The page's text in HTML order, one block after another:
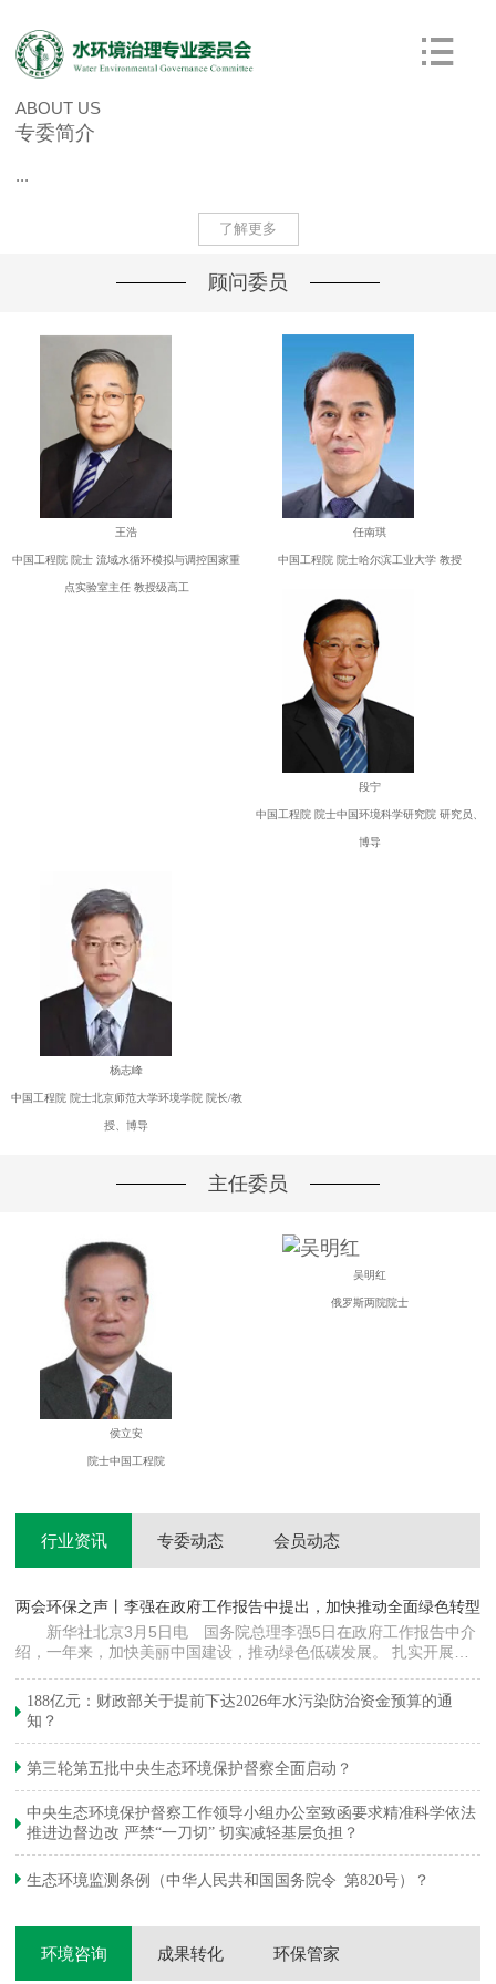
ABOUT US
专委简介
...
了解更多
顾问委员
王浩
中国工程院 院士 流域水循环模拟与调控国家重
点实验室主任 教授级高工
任南琪
中国工程院 院士哈尔滨工业大学 教授
段宁
中国工程院 院士中国环境科学研究院 研究员、
博导
杨志峰
中国工程院 院士北京师范大学环境学院 院长/教
授、博导
主任委员
侯立安
院士中国工程院
吴明红
俄罗斯两院院士
行业资讯 专委动态 会员动态
两会环保之声丨李强在政府工作报告中提出，加快推动全面绿色转型
新华社北京3月5日电 国务院总理李强5日在政府工作报告中介
绍，一年来，加快美丽中国建设，推动绿色低碳发展。 扎实开展大
浓度下降…
188亿元：财政部关于提前下达2026年水污染防治资金预算的通
知？
第三轮第五批中央生态环境保护督察全面启动？
中央生态环境保护督察工作领导小组办公室致函要求精准科学依法
推进边督边改 严禁“一刀切” 切实减轻基层负担？
生态环境监测条例（中华人民共和国国务院令 第820号）？
环境咨询 成果转化 环保管家